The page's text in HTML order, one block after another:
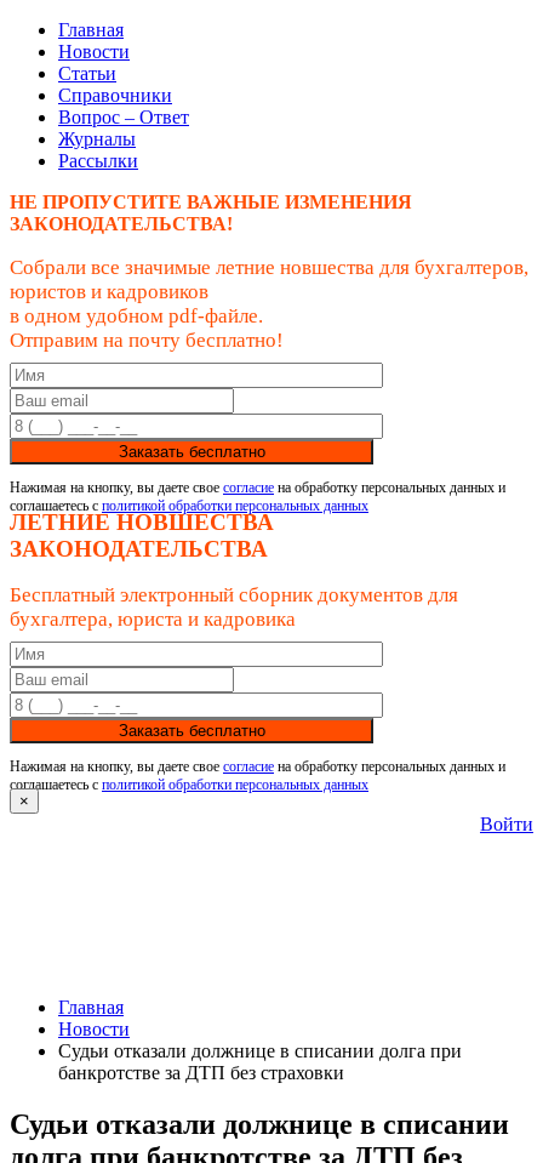
Главная
Новости
Статьи
Справочники
Вопрос – Ответ
Журналы
Рассылки
НЕ ПРОПУСТИТЕ ВАЖНЫЕ ИЗМЕНЕНИЯ
ЗАКОНОДАТЕЛЬСТВА!
Собрали все значимые летние новшества для бухгалтеров,
юристов и кадровиков
в одном удобном pdf-файле.
Отправим на почту бесплатно!
Заказать бесплатно
Нажимая на кнопку, вы даете свое согласие на обработку персональных данных и
соглашаетесь с политикой обработки персональных данных
ЛЕТНИЕ НОВШЕСТВА
ЗАКОНОДАТЕЛЬСТВА
Бесплатный электронный сборник документов для
бухгалтера, юриста и кадровика
Заказать бесплатно
Нажимая на кнопку, вы даете свое согласие на обработку персональных данных и
соглашаетесь с политикой обработки персональных данных
×
Войти
Главная
Новости
Судьи отказали должнице в списании долга при
банкротстве за ДТП без страховки
Судьи отказали должнице в списании